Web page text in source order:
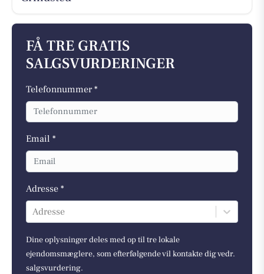
FÅ TRE GRATIS
SALGSVURDERINGER
Telefonnummer *
Email *
Adresse *
Adresse
Dine oplysninger deles med op til tre lokale
ejendomsmæglere, som efterfølgende vil kontakte dig vedr.
salgsvurdering.